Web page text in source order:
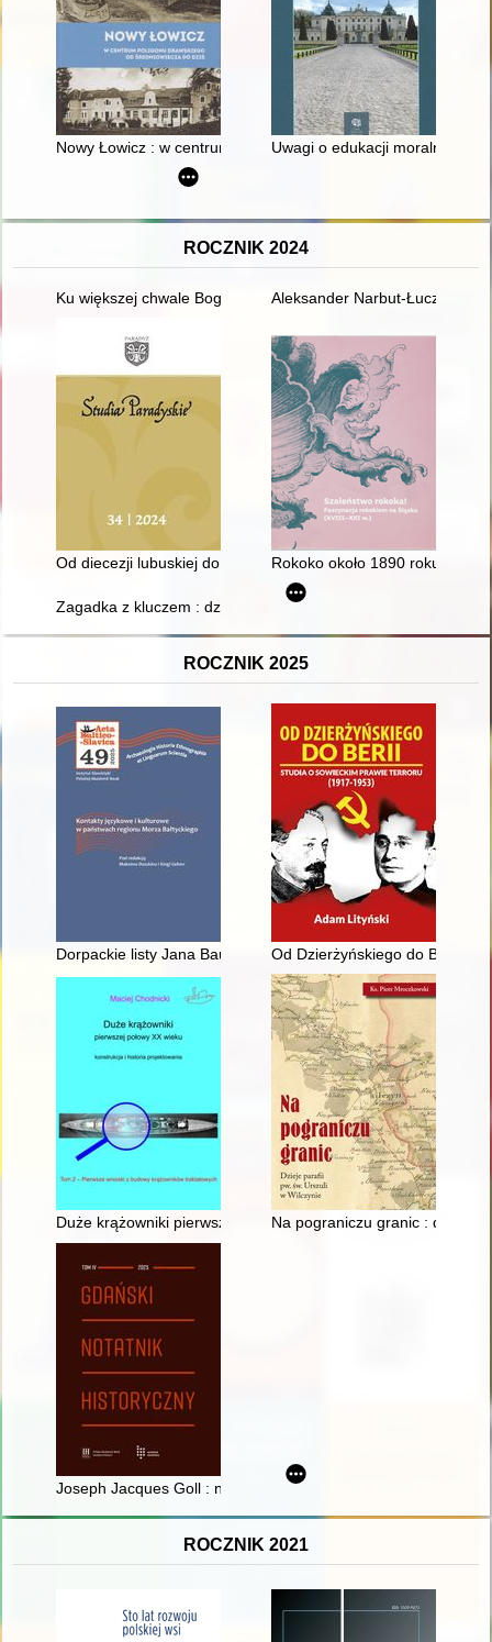
Nowy Łowicz : w centrum poligonu drawskiego od
Uwagi o edukacji moralnej
ROCZNIK 2024
Ku większej chwale Boga : w trzechsetlecie koronacji obrazu
Aleksander Narbut-Łuczyński :
Od diecezji lubuskiej do Ziemi Lubuskiej : Kościół i region w
Rokoko około 1890 roku w
Zagadka z kluczem : dziwny przedmiot z XIX-wiecznych
ROCZNIK 2025
Dorpackie listy Jana Baudouina de Courtenay do Jana
Od Dzierżyńskiego do Berii :
Duże krążowniki pierwszej połowy XX w. : konstrukcja i
Na pograniczu granic : dzieje
Joseph Jacques Goll : nieznany dowódca inżynierów
ROCZNIK 2021